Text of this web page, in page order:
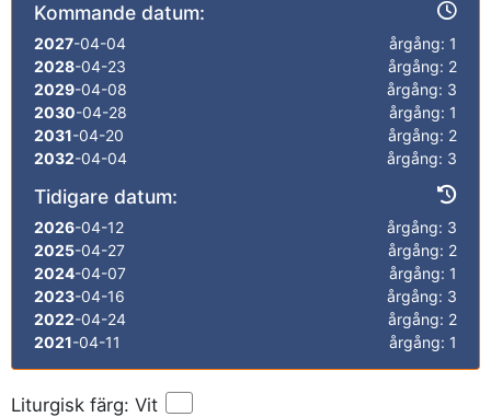
Kommande datum:
2027-04-04
årgång: 1
2028-04-23
årgång: 2
2029-04-08
årgång: 3
2030-04-28
årgång: 1
2031-04-20
årgång: 2
2032-04-04 årgång: 3
Tidigare datum:
2026-04-12
årgång: 3
2025-04-27
årgång: 2
2024-04-07
årgång: 1
2023-04-16
årgång: 3
2022-04-24
årgång: 2
2021-04-11 årgång: 1
Liturgisk färg: Vit